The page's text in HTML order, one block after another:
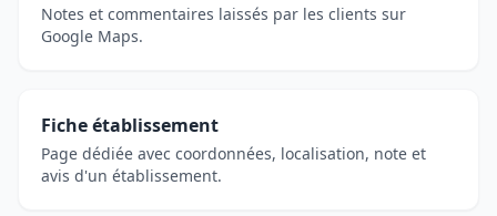
Notes et commentaires laissés par les clients sur
Google Maps.
Fiche établissement
Page dédiée avec coordonnées, localisation, note et
avis d'un établissement.